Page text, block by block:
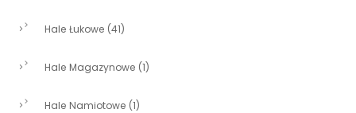
Hale Łukowe (41)
Hale Magazynowe (1)
Hale Namiotowe (1)